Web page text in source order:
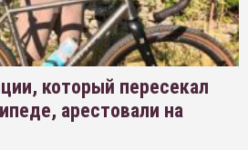
который пересекал
арестовали на